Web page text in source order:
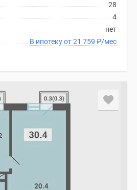
28
4
нет
В ипотеку от 21 759 ₽/мес